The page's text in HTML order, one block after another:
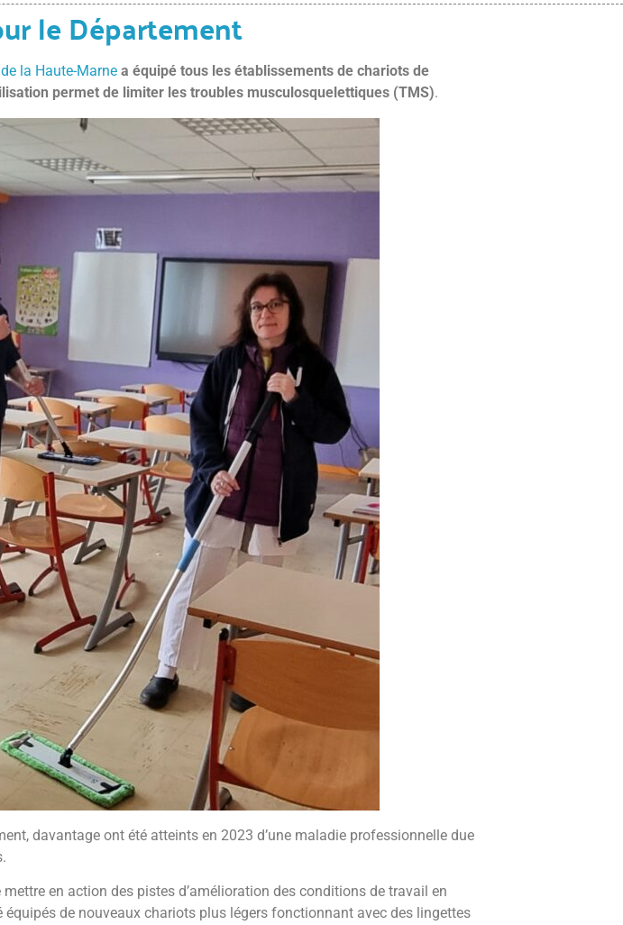
le Département
la Haute-Marne a équipé tous les établissements de chariots de
permet de limiter les troubles musculosquelettiques (TMS).
davantage ont été atteints en 2023 d’une maladie professionnelle due
en action des pistes d’amélioration des conditions de travail en
de nouveaux chariots plus légers fonctionnant avec des lingettes